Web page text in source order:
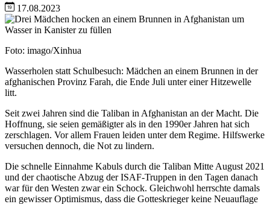
17.08.2023
Image
Nachweis
Foto: imago/Xinhua
Caption
Wasserholen statt Schulbesuch: Mädchen an einem Brunnen in der
afghanischen Provinz Farah, die Ende Juli unter einer Hitzewelle
litt.
Seit zwei Jahren sind die Taliban in Afghanistan an der Macht. Die
Hoffnung, sie seien gemäßigter als in den 1990er Jahren hat sich
zerschlagen. Vor allem Frauen leiden unter dem Regime. Hilfswerke
versuchen dennoch, die Not zu lindern.
Die schnelle Einnahme Kabuls durch die Taliban Mitte August 2021
und der chaotische Abzug der ISAF-Truppen in den Tagen danach
war für den Westen zwar ein Schock. Gleichwohl herrschte damals
ein gewisser Optimismus, dass die Gotteskrieger keine Neuauflage